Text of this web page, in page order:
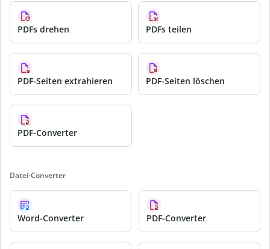
PDFs drehen PDFs teilen
PDF-Seiten extrahieren PDF-Seiten löschen
PDF-Converter
Datei-Converter
Word-Converter PDF-Converter